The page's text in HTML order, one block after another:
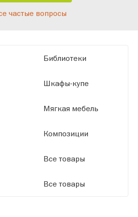
оборудованию
частые вопросы
Библиотеки
Шкафы-купе
Мягкая мебель
Композиции
Все товары
Все товары